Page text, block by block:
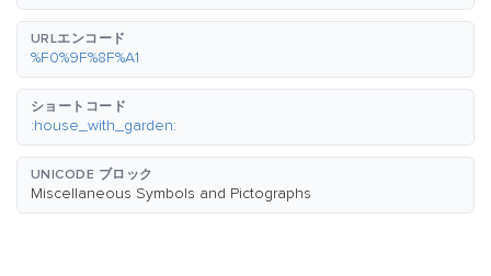
URLエンコード
%F0%9F%8F%A1
ショートコード
:house_with_garden:
UNICODE ブロック
Miscellaneous Symbols and Pictographs